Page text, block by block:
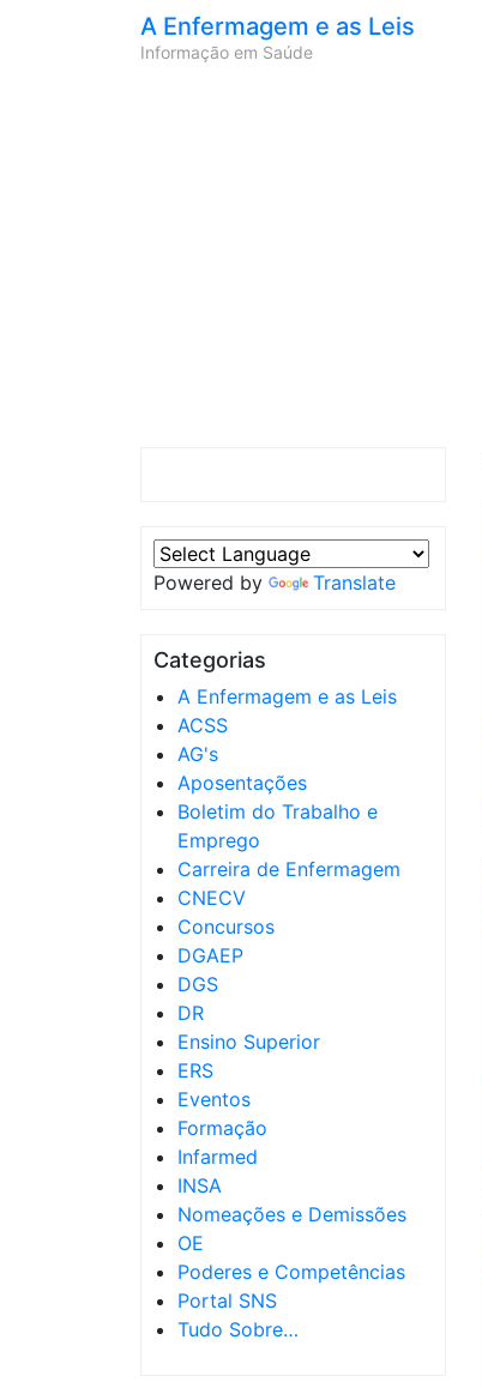
A Enfermagem e as Leis
Informação em Saúde
Powered by Translate
Categorias
A Enfermagem e as Leis
ACSS
AG's
Aposentações
Boletim do Trabalho e
Emprego
Carreira de Enfermagem
CNECV
Concursos
DGAEP
DGS
DR
Ensino Superior
ERS
Eventos
Formação
Infarmed
INSA
Nomeações e Demissões
OE
Poderes e Competências
Portal SNS
Tudo Sobre…